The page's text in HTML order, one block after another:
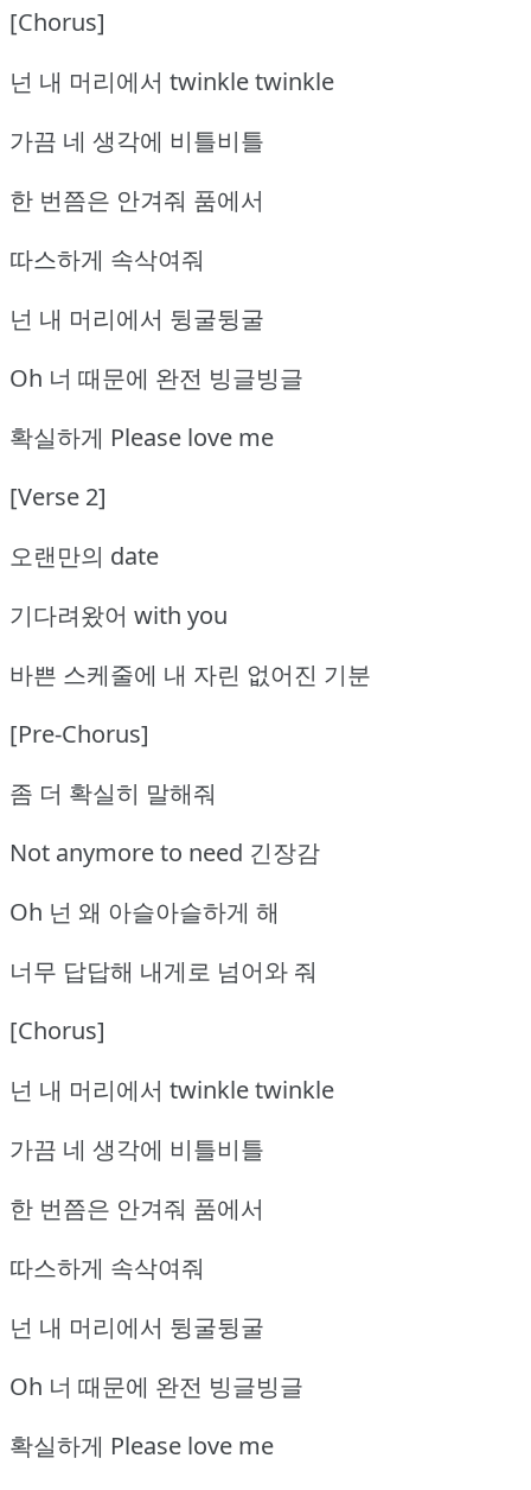
[Chorus]
넌 내 머리에서 twinkle twinkle
가끔 네 생각에 비틀비틀
한 번쯤은 안겨줘 품에서
따스하게 속삭여줘
넌 내 머리에서 뒹굴뒹굴
Oh 너 때문에 완전 빙글빙글
확실하게 Please love me
[Verse 2]
오랜만의 date
기다려왔어 with you
바쁜 스케줄에 내 자린 없어진 기분
[Pre-Chorus]
좀 더 확실히 말해줘
Not anymore to need 긴장감
Oh 넌 왜 아슬아슬하게 해
너무 답답해 내게로 넘어와 줘
[Chorus]
넌 내 머리에서 twinkle twinkle
가끔 네 생각에 비틀비틀
한 번쯤은 안겨줘 품에서
따스하게 속삭여줘
넌 내 머리에서 뒹굴뒹굴
Oh 너 때문에 완전 빙글빙글
확실하게 Please love me